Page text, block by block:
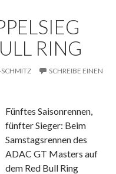
RING
SCHMITZ
SCHREIBE EINEN
Fünftes Saisonrennen,
fünfter Sieger: Beim
Samstagsrennen des
ADAC GT Masters auf
dem Red Bull Ring